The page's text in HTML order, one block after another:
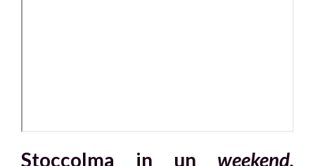
Stoccolma in un weekend.